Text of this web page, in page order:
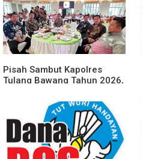
Pisah Sambut Kapolres
Tulang Bawang Tahun 2026,
Forkopimda untuk Menjaga
Stabilitas Daerah